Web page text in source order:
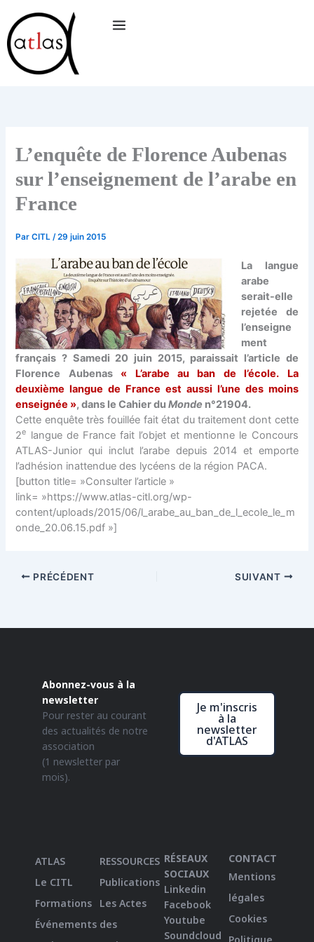
au
contenu
L’enquête de Florence Aubenas
sur l’enseignement de l’arabe en
France
ParCITL/29 juin 2015
La langue
arabe
serait-elle
rejetée de
l’enseigne
ment
français ? Samedi 20 juin 2015, paraissait l’article de
Florence Aubenas « L’arabe au ban de l’école. La
deuxième langue de France est aussi l’une des moins
enseignée », dans le Cahier duMonde n°21904.
Cette enquête très fouillée fait état du traitement dont cette
2e langue de France fait l’objet et mentionne le Concours
ATLAS-Junior qui inclut l’arabe depuis 2014 et emporte
l’adhésion inattendue des lycéens de la région PACA.
[button title= »Consulter l’article »
link= »https://www.atlas-citl.org/wp-
content/uploads/2015/06/l_arabe_au_ban_de_l_ecole_le_m
onde_20.06.15.pdf »]
PRÉCÉDENT SUIVANT
Abonnez-vous à la
newsletter
Pour rester au courant
des actualités de notre
association
(1 newsletter par
mois).
Je m'inscris
à la
newsletter
d'ATLAS
ATLAS
Le CITL
Formations
Événements
RESSOURCES
Publications
Les Actes
des
RÉSEAUX
SOCIAUX
Linkedin
Facebook
Youtube
Soundcloud
CONTACT
Mentions
légales
Cookies